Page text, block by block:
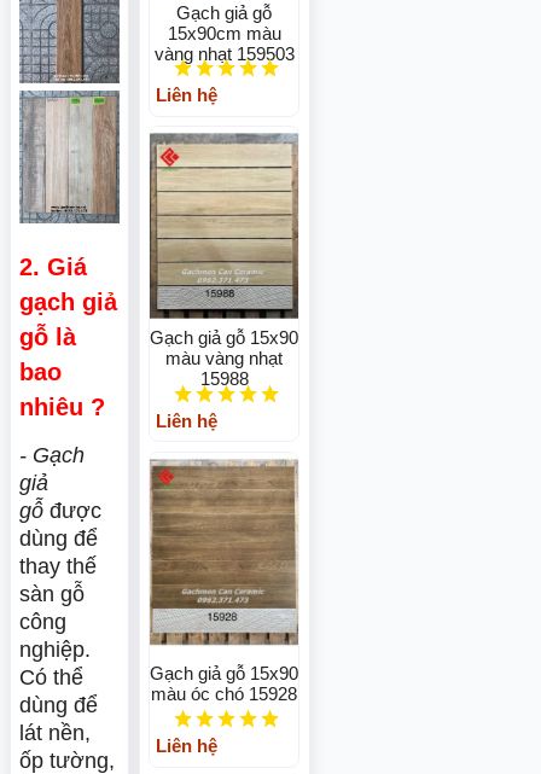
2. Giá
gạch giả
gỗ là
bao
nhiêu ?
- Gạch
giả
gỗ được
dùng để
thay thế
sàn gỗ
công
nghiệp.
Có thể
dùng để
lát nền,
ốp tường,
Gạch giả gỗ
15x90cm màu
vàng nhạt 159503
Liên hệ
Gạch giả gỗ 15x90
màu vàng nhạt
15988
Liên hệ
Gạch giả gỗ 15x90
màu óc chó 15928
Liên hệ